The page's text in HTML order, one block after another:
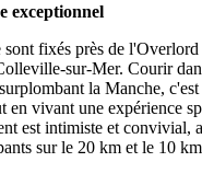
exceptionnel
fixés près de
sur-Mer. Courir
la Manche,
en vivant une expérience
est intimiste et convivial,
sur le 20 km et le 10